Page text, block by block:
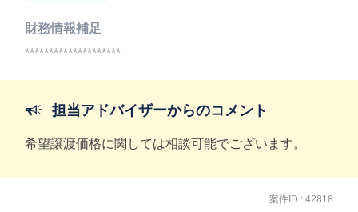
財務情報補足
********************
担当アドバイザーからのコメント
希望譲渡価格に関しては相談可能でございます。
案件ID : 42818